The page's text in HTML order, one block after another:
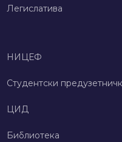
Легислатива
НИЦЕФ
Студентски
ЦИД
Библиотека